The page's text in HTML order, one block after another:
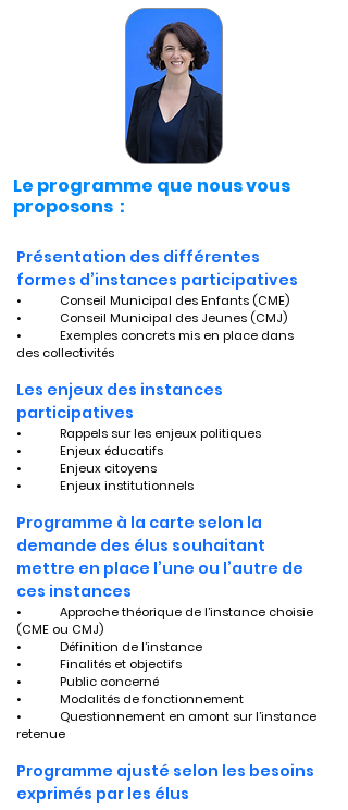
Le programme que nous vous
proposons :
Présentation des différentes
formes d’instances participatives
•	Conseil Municipal des Enfants (CME)
•	Conseil Municipal des Jeunes (CMJ)
•	Exemples concrets mis en place dans
des collectivités
Les enjeux des instances
participatives
•	Rappels sur les enjeux politiques
•	Enjeux éducatifs
•	Enjeux citoyens
•	Enjeux institutionnels
Programme à la carte selon la
demande des élus souhaitant
mettre en place l’une ou l’autre de
ces instances
•	Approche théorique de l’instance choisie
(CME ou CMJ)
•	Définition de l’instance
•	Finalités et objectifs
•	Public concerné
•	Modalités de fonctionnement
•	Questionnement en amont sur l’instance
retenue
Programme ajusté selon les besoins
exprimés par les élus